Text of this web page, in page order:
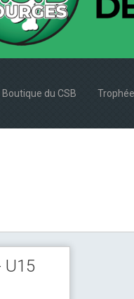
Boutique du CSB
U15